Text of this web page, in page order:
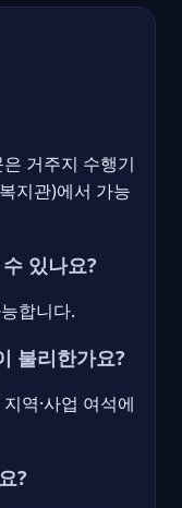
은 거주지 수행기
지관)에서 가능
있나요?
합니다.
불리한가요?
역·사업 여석에
?